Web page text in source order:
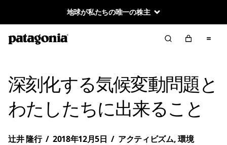
地球が私たちの唯一の株主
深刻化する気候変動問題と
わたしたちに出来ること
辻井 隆行 / 2018年12月5日 / アクティビズム,環境